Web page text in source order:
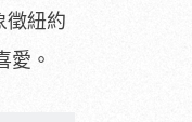
徵紐約
愛。